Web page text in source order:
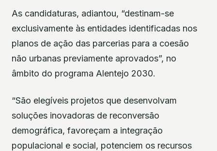
As candidaturas, adiantou, “destinam-se
exclusivamente às entidades identificadas nos
planos de ação das parcerias para a coesão
não urbanas previamente aprovados”, no
âmbito do programa Alentejo 2030.
“São elegíveis projetos que desenvolvam
soluções inovadoras de reconversão
demográfica, favoreçam a integração
populacional e social, potenciem os recursos